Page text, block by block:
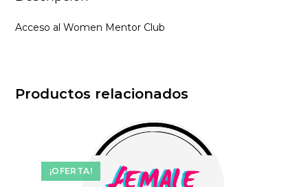
Acceso al Women Mentor Club
Productos relacionados
¡OFERTA!